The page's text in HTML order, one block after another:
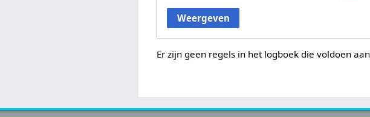
Weergeven
Er zijn geen regels in het logboek die voldoen